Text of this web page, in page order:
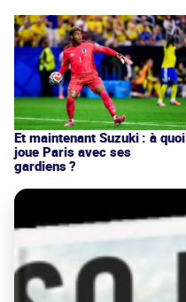
Et maintenant Suzuki : à quoi
joue Paris avec ses
gardiens ?